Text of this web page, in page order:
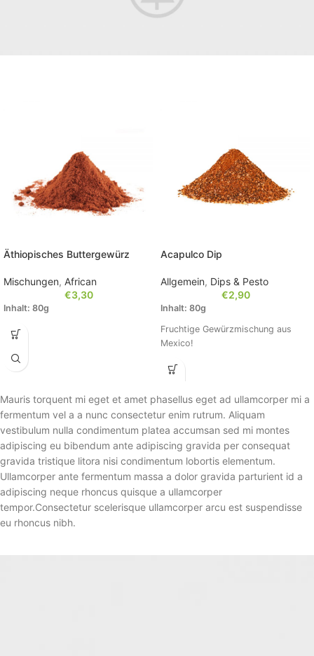
Äthiopisches Buttergewürz
Mischungen, African
€3,30
Inhalt: 80g
Acapulco Dip
Allgemein, Dips & Pesto
€2,90
Inhalt: 80g
Fruchtige Gewürzmischung aus
Mexico!
Mauris torquent mi eget et amet phasellus eget ad ullamcorper mi a
fermentum vel a a nunc consectetur enim rutrum. Aliquam
vestibulum nulla condimentum platea accumsan sed mi montes
adipiscing eu bibendum ante adipiscing gravida per consequat
gravida tristique litora nisi condimentum lobortis elementum.
Ullamcorper ante fermentum massa a dolor gravida parturient id a
adipiscing neque rhoncus quisque a ullamcorper
tempor.Consectetur scelerisque ullamcorper arcu est suspendisse
eu rhoncus nibh.